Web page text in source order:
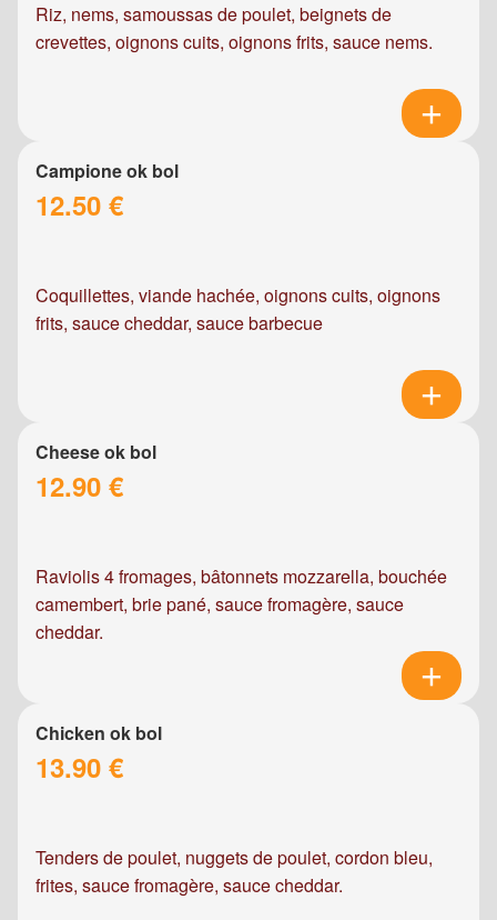
Riz, nems, samoussas de poulet, beignets de
crevettes, oignons cuits, oignons frits, sauce nems.
Campione ok bol
12.50 €
Coquillettes, viande hachée, oignons cuits, oignons
frits, sauce cheddar, sauce barbecue
Cheese ok bol
12.90 €
Raviolis 4 fromages, bâtonnets mozzarella, bouchée
camembert, brie pané, sauce fromagère, sauce
cheddar.
Chicken ok bol
13.90 €
Tenders de poulet, nuggets de poulet, cordon bleu,
frites, sauce fromagère, sauce cheddar.